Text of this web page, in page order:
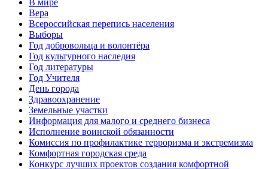
В мире
Вера
Всероссийская перепись населения
Выборы
Год добровольца и волонтёра
Год культурного наследия
Год литературы
Год Учителя
День города
Здравоохранение
Земельные участки
Информация для малого и среднего бизнеса
Исполнение воинской обязанности
Комиссия по профилактике терроризма и экстремизма
Комфортная городская среда
Конкурс лучших проектов создания комфортной